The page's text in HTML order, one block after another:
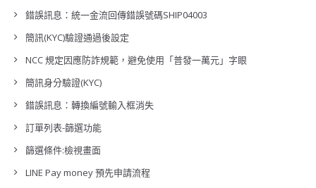
錯誤訊息：統一金流回傳錯誤號碼SHIP04003
簡訊(KYC)驗證通過後設定
NCC 規定因應防詐規範，避免使用「普發一萬元」字眼
簡訊身分驗證(KYC)
錯誤訊息：轉換編號輸入框消失
訂單列表-篩選功能
篩選條件:檢視畫面
LINE Pay money 預先申請流程